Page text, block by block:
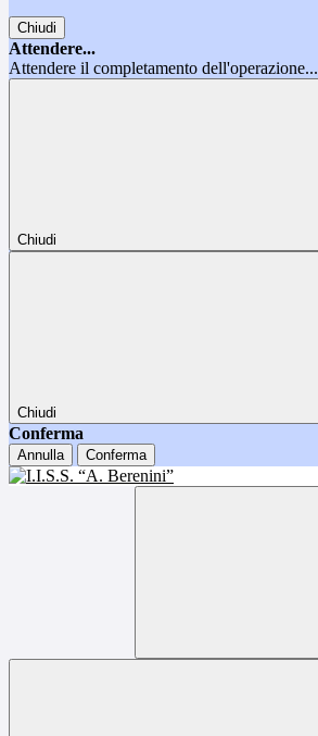
Chiudi
Attendere...
Attendere il completamento dell'operazione...
Chiudi
Chiudi
Conferma
Annulla Conferma